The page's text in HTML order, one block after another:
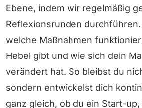
Ebene, indem wir regelmäßig
Reflexionsrunden
welche Maßnahmen
Hebel gibt und wie sich dein
verändert hat. So bleibst du
sondern entwickelst dich
ganz gleich, ob du ein Start-